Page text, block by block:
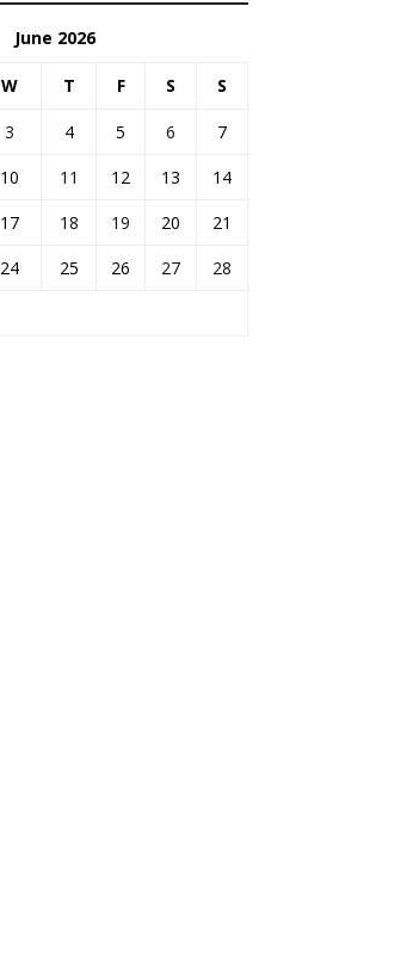
June 2026
W T F S S
3 4 5 6
7
10 11 12 13
14
17 18 19 20
21
24 25 26 27
28